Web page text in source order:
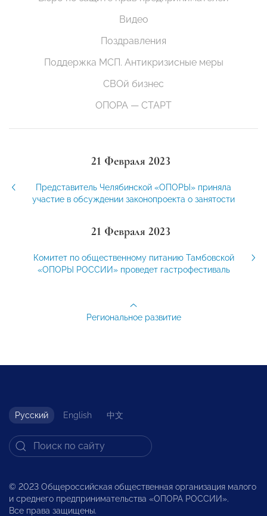
Видео
Поздравления
Поддержка МСП. Антикризисные меры
СВОй бизнес
ОПОРА — СТАРТ
21 Февраля 2023
Представитель Челябинской «ОПОРЫ» приняла
участие в обсуждении законопроекта о занятости
21 Февраля 2023
Комитет по общественному питанию Тамбовской
«ОПОРЫ РОССИИ» проведет гастрофестиваль
Региональное развитие
Русский English 中文
© 2023 Общероссийская общественная организация малого
и среднего предпринимательства «ОПОРА РОССИИ».
Все права защищены.